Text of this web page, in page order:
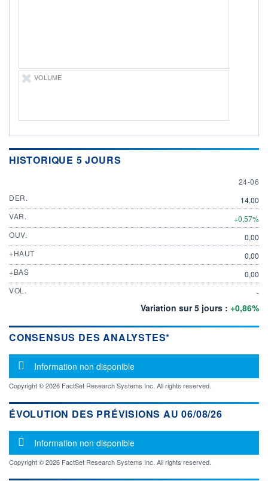
ÉLIGIBILITÉ
Non éligible
VOLUME
HISTORIQUE 5 JOURS
24
24-06
DER.
14,00
VAR.
+0,57%
OUV.
0,00
+HAUT
0,00
+BAS
0,00
VOL.
-
Variation sur 5 jours : +0,86%
CONSENSUS DES ANALYSTES*
Message d'information
Information non disponible
Copyright © 2026 FactSet Research Systems Inc. All rights reserved.
ÉVOLUTION DES PRÉVISIONS AU 06/08/26
Message d'information
Information non disponible
Copyright © 2026 FactSet Research Systems Inc. All rights reserved.